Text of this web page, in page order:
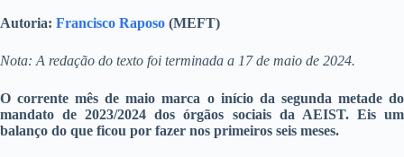
Autoria: Francisco Raposo (MEFT)
Nota: A redação do texto foi terminada a 17 de maio de 2024.
O corrente mês de maio marca o início da segunda metade do
mandato de 2023/2024 dos órgãos sociais da AEIST. Eis um
balanço do que ficou por fazer nos primeiros seis meses.